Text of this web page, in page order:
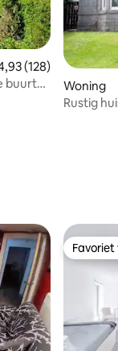
(128)
buurt
Woning
Rustig